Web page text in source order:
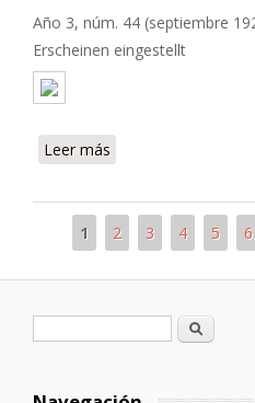
Año 3, núm. 44 (septiembre
Erscheinen eingestellt
Leer más
Páginas
1 2 3 4 5 6
Formulario de búsqueda
Buscar